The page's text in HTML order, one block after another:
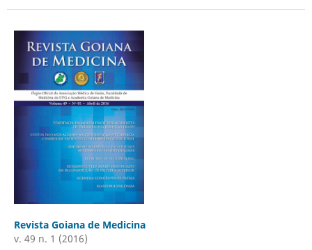
Revista Goiana de Medicina
v. 49 n. 1 (2016)